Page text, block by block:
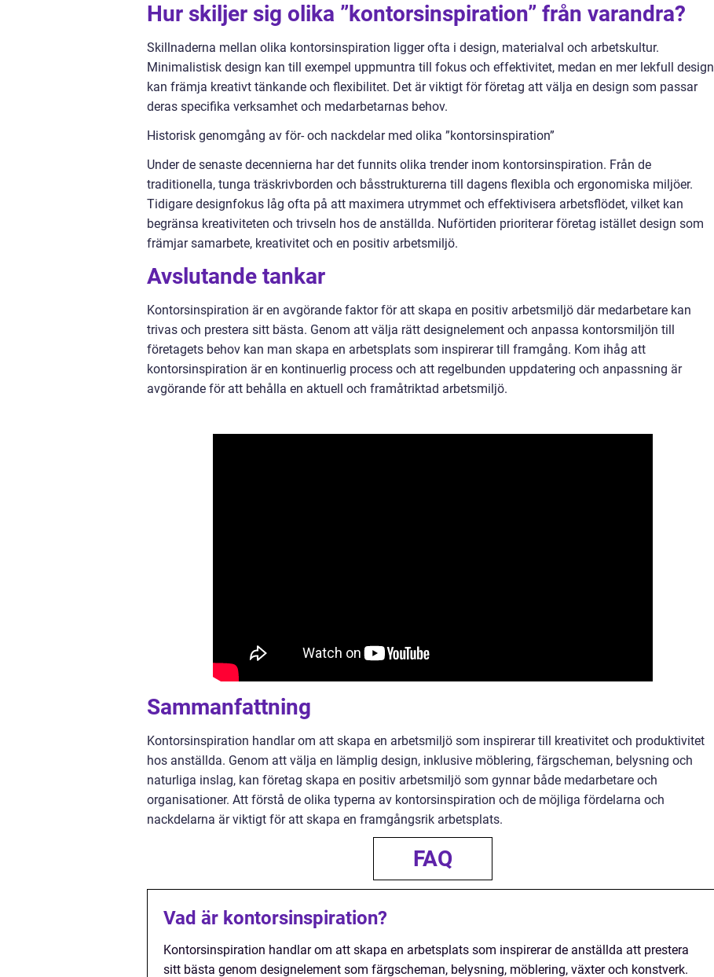
Hur skiljer sig olika ”kontorsinspiration” från varandra?
Skillnaderna mellan olika kontorsinspiration ligger ofta i design, materialval och arbetskultur.
Minimalistisk design kan till exempel uppmuntra till fokus och effektivitet, medan en mer lekfull design
kan främja kreativt tänkande och flexibilitet. Det är viktigt för företag att välja en design som passar
deras specifika verksamhet och medarbetarnas behov.
Historisk genomgång av för- och nackdelar med olika ”kontorsinspiration”
Under de senaste decennierna har det funnits olika trender inom kontorsinspiration. Från de
traditionella, tunga träskrivborden och båsstrukturerna till dagens flexibla och ergonomiska miljöer.
Tidigare designfokus låg ofta på att maximera utrymmet och effektivisera arbetsflödet, vilket kan
begränsa kreativiteten och trivseln hos de anställda. Nuförtiden prioriterar företag istället design som
främjar samarbete, kreativitet och en positiv arbetsmiljö.
Avslutande tankar
Kontorsinspiration är en avgörande faktor för att skapa en positiv arbetsmiljö där medarbetare kan
trivas och prestera sitt bästa. Genom att välja rätt designelement och anpassa kontorsmiljön till
företagets behov kan man skapa en arbetsplats som inspirerar till framgång. Kom ihåg att
kontorsinspiration är en kontinuerlig process och att regelbunden uppdatering och anpassning är
avgörande för att behålla en aktuell och framåtriktad arbetsmiljö.
Sammanfattning
Kontorsinspiration handlar om att skapa en arbetsmiljö som inspirerar till kreativitet och produktivitet
hos anställda. Genom att välja en lämplig design, inklusive möblering, färgscheman, belysning och
naturliga inslag, kan företag skapa en positiv arbetsmiljö som gynnar både medarbetare och
organisationer. Att förstå de olika typerna av kontorsinspiration och de möjliga fördelarna och
nackdelarna är viktigt för att skapa en framgångsrik arbetsplats.
FAQ
Vad är kontorsinspiration?
Kontorsinspiration handlar om att skapa en arbetsplats som inspirerar de anställda att prestera
sitt bästa genom designelement som färgscheman, belysning, möblering, växter och konstverk.